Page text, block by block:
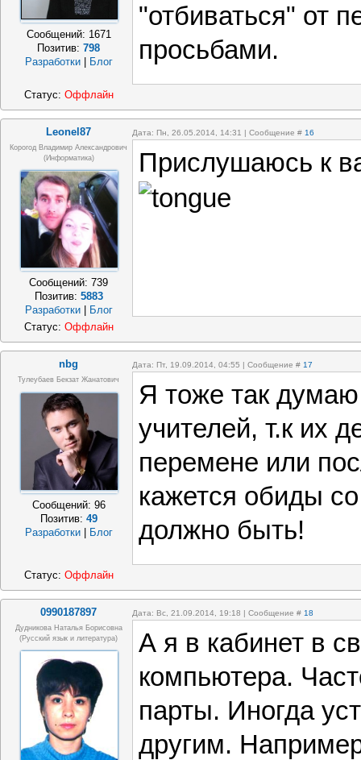
Сообщений: 1671
Позитив:798
Разработки
Блог
"отбиваться" от
просьбами.
Статус: Оффлайн
Leonel87 Дата: Пн, 26.05.2014, 14:31 | Сообщение # 16
Корогод Владимир Александрович
(Информатика)
Сообщений:739
Позитив: 5883
Разработки
Блог
Прислушаюсь к
Статус: Оффлайн
nbg Дата: Пт, 19.09.2014, 04:55 | Сообщение # 17
Тулеубаев Бекзат Жанатович
Сообщений: 96
Позитив: 49
Разработки
Блог
Я тоже так
учителей, т.к их
перемене или
кажется обиды
должно быть!
Статус: Оффлайн
0990187897 Дата: Вс, 21.09.2014, 19:18 | Сообщение # 18
Дудникова Наталья Борисовна
(русский язык и литература)
А я в кабинет в
компьютера.
парты. Иногда
другим.